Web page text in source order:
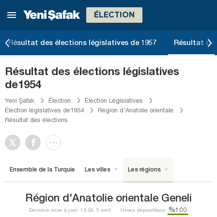
ÉLECTION
Résultat des élections législatives de 1957 Résultat
Résultat des élections législatives
de1954
Yeni Şafak Élection
Élection Législatives
Élection législatives de1954
Région d'Anatolie orientale
Résultat des élections
Ensemble de la Turquie Les villes Les régions
Région d'Anatolie orientale Geneli
Dernière mise à jour: 12:29, 5 avril Urnes dépouillées: %100